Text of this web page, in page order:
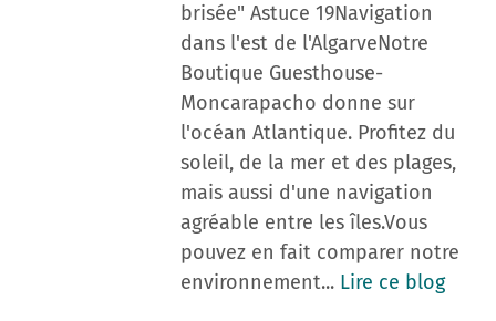
brisée" Astuce 19Navigation
dans l'est de l'AlgarveNotre
Boutique Guesthouse-
Moncarapacho donne sur
l'océan Atlantique. Profitez du
soleil, de la mer et des plages,
mais aussi d'une navigation
agréable entre les îles.Vous
pouvez en fait comparer notre
environnement... Lire ce blog